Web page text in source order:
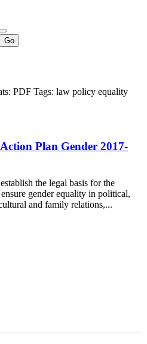
Go
PDF Tags: law policy equality
Plan Gender 2017-
the legal basis for the
gender equality in political,
and family relations,...